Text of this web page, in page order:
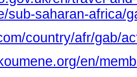
sub-saharan-africa/
country/afr/gab/
en/